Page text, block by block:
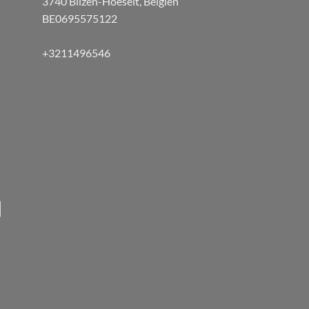
BE0695575122
+3211496546